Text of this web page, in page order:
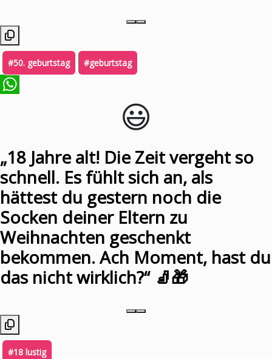
#50. geburtstag #geburtstag
😃️
„18 Jahre alt! Die Zeit vergeht so
schnell. Es fühlt sich an, als
hättest du gestern noch die
Socken deiner Eltern zu
Weihnachten geschenkt
bekommen. Ach Moment, hast du
das nicht wirklich?“ 🧦🎁
#18 lustig